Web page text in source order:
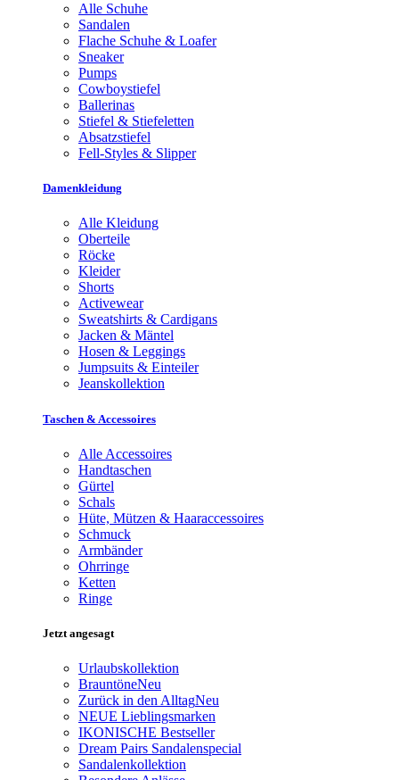
Alle Schuhe
Sandalen
Flache Schuhe & Loafer
Sneaker
Pumps
Cowboystiefel
Ballerinas
Stiefel & Stiefeletten
Absatzstiefel
Fell-Styles & Slipper
Damenkleidung
Alle Kleidung
Oberteile
Röcke
Kleider
Shorts
Activewear
Sweatshirts & Cardigans
Jacken & Mäntel
Hosen & Leggings
Jumpsuits & Einteiler
Jeanskollektion
Taschen & Accessoires
Alle Accessoires
Handtaschen
Gürtel
Schals
Hüte, Mützen & Haaraccessoires
Schmuck
Armbänder
Ohrringe
Ketten
Ringe
Jetzt angesagt
Urlaubskollektion
BrauntöneNeu
Zurück in den AlltagNeu
NEUE Lieblingsmarken
IKONISCHE Bestseller
Dream Pairs Sandalenspecial
Sandalenkollektion